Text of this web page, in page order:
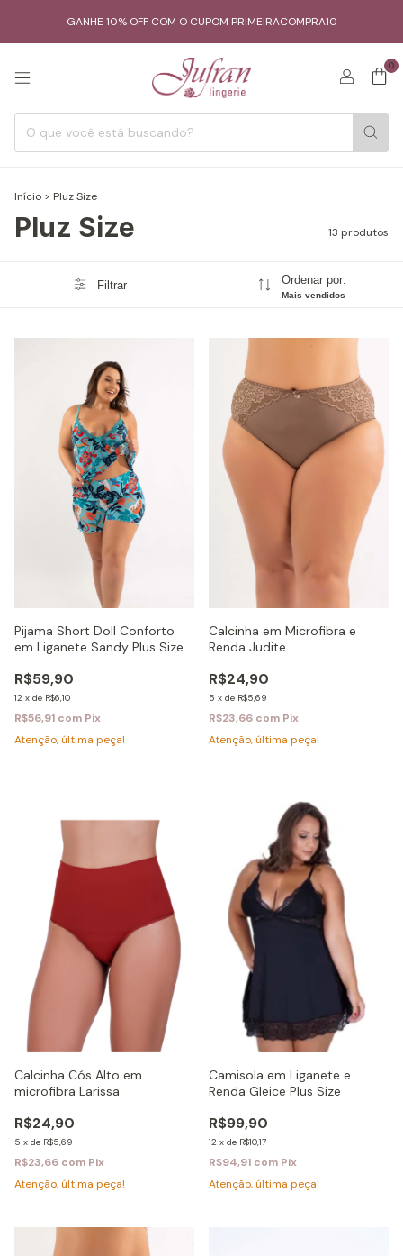
GANHE 10% OFF COM O CUPOM PRIMEIRACOMPRA10
0
Início > Pluz Size
Pluz Size 13 produtos
Filtrar Ordenar por:
Mais vendidos
Pijama Short Doll Conforto
em Liganete Sandy Plus Size
R$59,90
12 x de R$6,10
R$56,91 com Pix
Atenção, última peça!
Calcinha em Microfibra e
Renda Judite
R$24,90
5 x de R$5,69
R$23,66 com Pix
Atenção, última peça!
Calcinha Cós Alto em
microfibra Larissa
R$24,90
5 x de R$5,69
R$23,66 com Pix
Atenção, última peça!
Camisola em Liganete e
Renda Gleice Plus Size
R$99,90
12 x de R$10,17
R$94,91 com Pix
Atenção, última peça!